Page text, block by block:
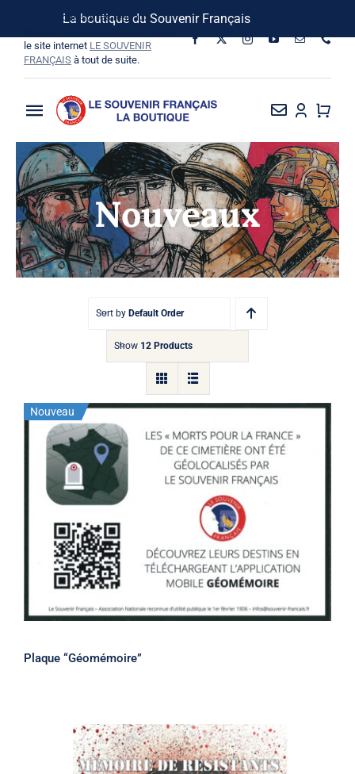
La boutique du Souvenir Français
contenu
Suivez-nous sur les réseaux
le site internet LE SOUVENIR
FRANÇAIS à tout de suite.
Toggle
Navigation
La Boutique
Vins SF-Bardins
Boîte à idées
Nouveaux
Sort by Default Order
Show 12 Products
Stock épuisé
Nouveau
Plaque “Géomémoire”
Plaque “Géomémoire”